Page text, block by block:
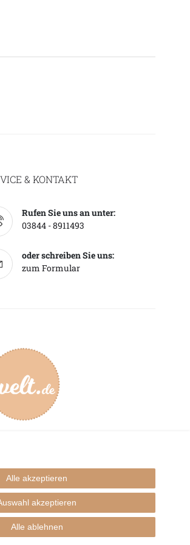
& KONTAKT
Rufen Sie uns an unter:
03844 - 8911493
oder schreiben Sie uns:
zum Formular
Alle akzeptieren
akzeptieren
Alle ablehnen